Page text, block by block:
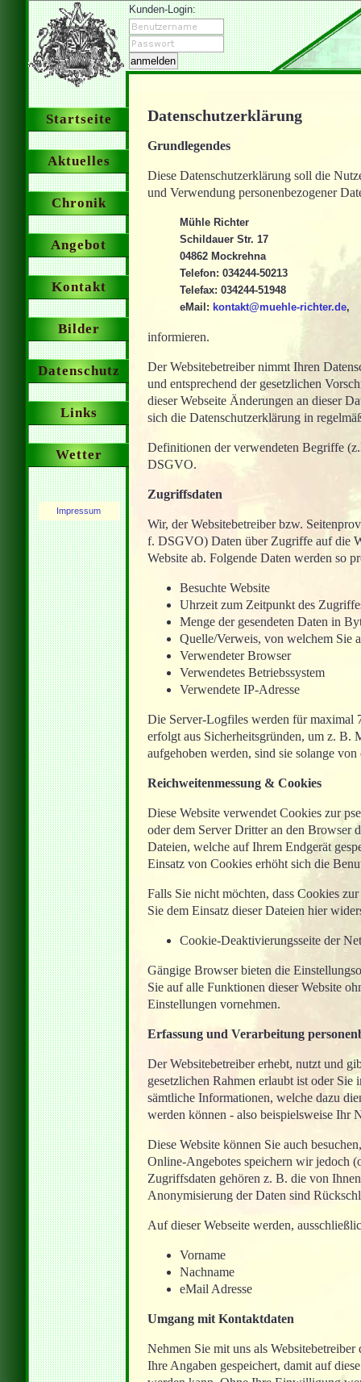
Kunden-Login:
Startseite
Aktuelles
Chronik
Angebot
Kontakt
Bilder
Datenschutz
Links
Wetter
Impressum
Datenschutzerklärung
Grundlegendes
Diese Datenschutzerklärung soll die
und Verwendung personenbezogener
Mühle Richter
Schildauer Str. 17
04862 Mockrehna
Telefon: 034244-50213
Telefax: 034244-51948
eMail: kontakt@muehle-richter.de,
informieren.
Der Websitebetreiber nimmt Ihren
und entsprechend der gesetzlichen
dieser Webseite Änderungen an dieser
sich die Datenschutzerklärung in
Definitionen der verwendeten Begriffe
DSGVO.
Zugriffsdaten
Wir, der Websitebetreiber bzw.
f. DSGVO) Daten über Zugriffe auf die
Website ab. Folgende Daten werden so
Besuchte Website
Uhrzeit zum Zeitpunkt des
Menge der gesendeten Daten in
Quelle/Verweis, von welchem Sie
Verwendeter Browser
Verwendetes Betriebssystem
Verwendete IP-Adresse
Die Server-Logfiles werden für maximal
erfolgt aus Sicherheitsgründen, um z. B.
aufgehoben werden, sind sie solange
Reichweitenmessung & Cookies
Diese Website verwendet Cookies zur
oder dem Server Dritter an den Browser
Dateien, welche auf Ihrem Endgerät
Einsatz von Cookies erhöht sich die
Falls Sie nicht möchten, dass Cookies
Sie dem Einsatz dieser Dateien hier
Cookie-Deaktivierungsseite der
Gängige Browser bieten die
Sie auf alle Funktionen dieser Website
Einstellungen vornehmen.
Erfassung und Verarbeitung
Der Websitebetreiber erhebt, nutzt und
gesetzlichen Rahmen erlaubt ist oder
sämtliche Informationen, welche dazu
werden können ‐ also beispielsweise Ihr
Diese Website können Sie auch
Online-Angebotes speichern wir jedoch
Zugriffsdaten gehören z. B. die von
Anonymisierung der Daten sind
Auf dieser Webseite werden,
Vorname
Nachname
eMail Adresse
Umgang mit Kontaktdaten
Nehmen Sie mit uns als
Ihre Angaben gespeichert, damit auf